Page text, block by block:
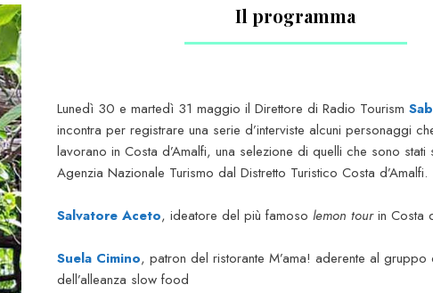
Il programma
Lunedì 30 e martedì 31 maggio il Direttore di Radio Tourism
incontra per registrare una serie d’interviste alcuni personaggi
lavorano in Costa d’Amalfi, una selezione di quelli che sono stati
Agenzia Nazionale Turismo dal Distretto Turistico Costa d’Amalfi.
Salvatore Aceto, ideatore del più famoso lemon tourin Costa
Suela Cimino, patron del ristorante M’ama! aderente al
dell’alleanza slow food